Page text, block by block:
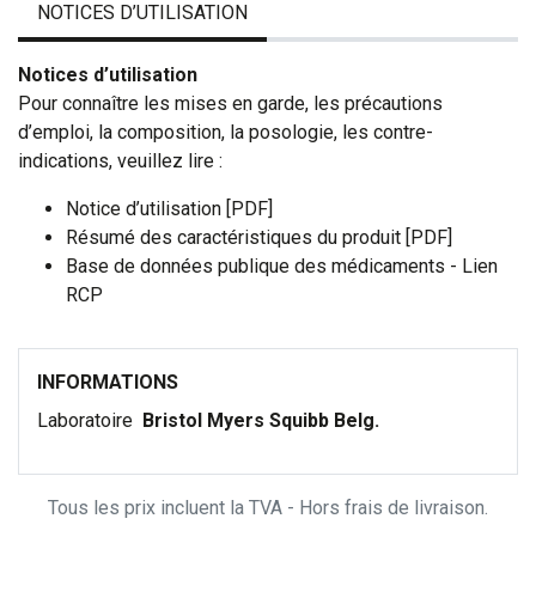
NOTICES D’UTILISATION
Notices d’utilisation
Pour connaître les mises en garde, les précautions
d’emploi, la composition, la posologie, les contre-
indications, veuillez lire :
Notice d’utilisation [PDF]
Résumé des caractéristiques du produit [PDF]
Base de données publique des médicaments - Lien
RCP
INFORMATIONS
Laboratoire Bristol Myers Squibb Belg.
Tous les prix incluent la TVA - Hors frais de livraison.